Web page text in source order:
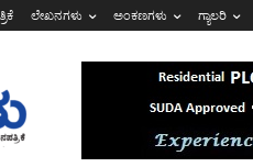
ಲೇಖನಗಳು ಅಂಕಣಗಳು ಗ್ಯಾಲರಿ